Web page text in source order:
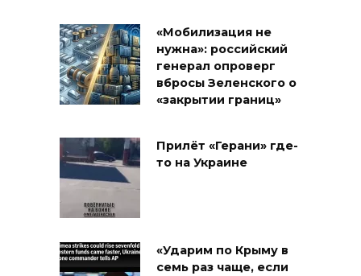
«Мобилизация не
нужна»: российский
генерал опроверг
вбросы Зеленского о
«закрытии границ»
Прилёт «Герани» где-
то на Украине
«Ударим по Крыму в
семь раз чаще, если